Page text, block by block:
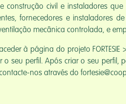
construção civil e instaladores
fornecedores e instaladores
mecânica controlada, e
à página do projeto
seu perfil. Após criar o seu perfil,
nos através do